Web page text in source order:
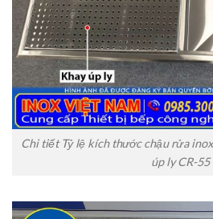
Chi tiết Tỷ lệ kích thước chậu rửa
úp ly CR-55